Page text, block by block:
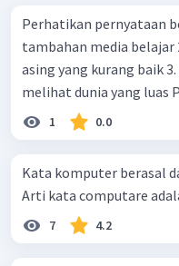
Perhatikan pernyataan berikut! 1.
tambahan media belajar 2. Masuknya pengaruh budaya
asing yang kurang baik 3. Sebagai sarana membantu
1 0.0
Kata komputer berasal
Arti kata computare
7 4.2